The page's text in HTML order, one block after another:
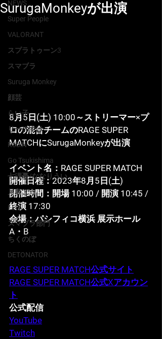
NEWS
Super People
VALORANT
スプラトゥーン3
スマブラ
Suruga Monkey
顔芸
らい子
りーのすけ
RobiN
Go Tsukishima
七浬憂/ななりうい
月島ごう
LEIA
スマブラ部門
ちくのぼ
DETONATOR
SurugaMonkeyが出演
8月5日(土) 10:00～ストリーマー×プ
ロの混合チームのRAGE SUPER
MATCHにSurugaMonkeyが出演
イベント名： RAGE SUPER MATCH
開催日程：2023年8月5日(土)
開催時間： 開場 10:00 / 開演 10:45 /
終演 17:30
会場：パシフィコ横浜 展示ホール
A・B
RAGE SUPER MATCH公式サイト
RAGE SUPER MATCH公式Xアカウン
ト
公式配信
YouTube
Twitch